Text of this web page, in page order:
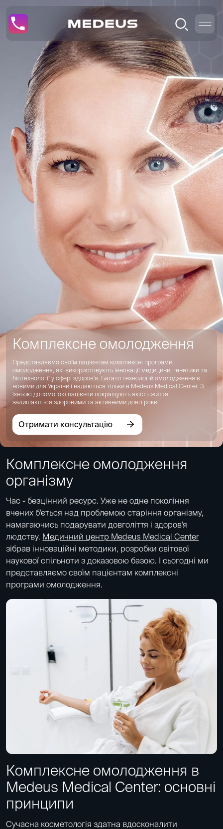
Комплексне омолодження
Представляємо своїм пацієнтам комплексні програми
омолодження, які використовують інновації медицини, генетики та
біотехнології у сфері здоров'я. Багато технологій омолодження є
новими для України і надаються тільки в Medeus Medical Center. З
їхньою допомогою пацієнти покращують якість життя,
залишаються здоровими та активними довгі роки.
Отримати консультацію
Комплексне омолодження
організму
Час - безцінний ресурс. Уже не одне покоління
вчених б'ється над проблемою старіння організму,
намагаючись подарувати довголіття і здоров'я
людству. Медичний центр Medeus Medical Center
зібрав інноваційні методики, розробки світової
наукової спільноти з доказовою базою. І сьогодні ми
представляємо своїм пацієнтам комплексні
програми омолодження.
Комплексне омолодження в
Medeus Medical Center: основні
принципи
Сучасна косметологія здатна вдосконалити